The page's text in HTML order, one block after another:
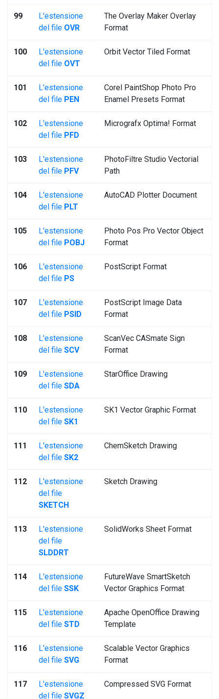
99
L'estensione
del file OVR
The Overlay Maker Overlay
Format
100
L'estensione
del file OVT
Orbit Vector Tiled Format
101
L'estensione
del file PEN
Corel PaintShop Photo Pro
Enamel Presets Format
102
L'estensione
del file PFD
Micrografx Optima! Format
103
L'estensione
del file PFV
PhotoFiltre Studio Vectorial
Path
104
L'estensione
del file PLT
AutoCAD Plotter Document
105
L'estensione
del file POBJ
Photo Pos Pro Vector Object
Format
106
L'estensione
del file PS
PostScript Format
107
L'estensione
del file PSID
PostScript Image Data
Format
108
L'estensione
del file SCV
ScanVec CASmate Sign
Format
109
L'estensione
del file SDA
StarOffice Drawing
110
L'estensione
del file SK1
SK1 Vector Graphic Format
111
L'estensione
del file SK2
ChemSketch Drawing
112
L'estensione
del file
SKETCH
Sketch Drawing
113
L'estensione
del file
SLDDRT
SolidWorks Sheet Format
114
L'estensione
del file SSK
FutureWave SmartSketch
Vector Graphics Format
115
L'estensione
del file STD
Apache OpenOffice Drawing
Template
116
L'estensione
del file SVG
Scalable Vector Graphics
Format
117
L'estensione
del file SVGZ
Compressed SVG Format